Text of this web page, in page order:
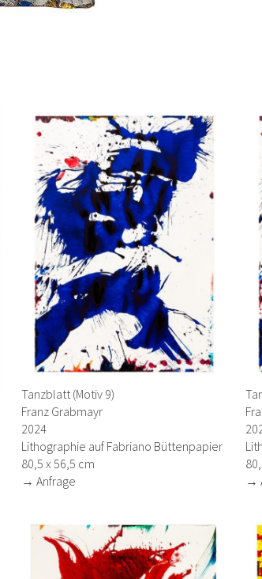
Tanzblatt (Motiv 9)
Franz Grabmayr
2024
Lithographie auf Fabriano Büttenpapier
80,5 x 56,5 cm
→ Anfrage
→